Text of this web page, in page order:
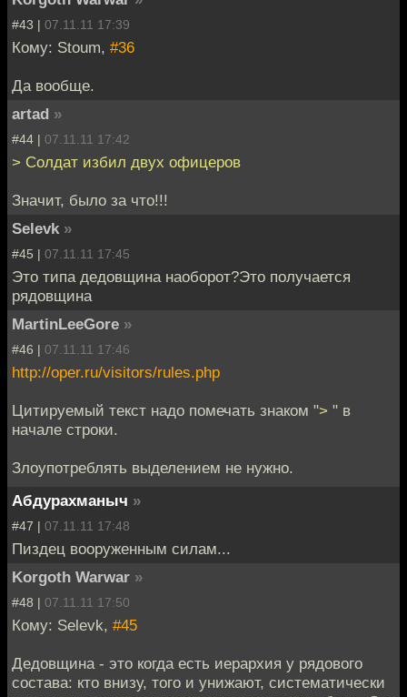
#43 | 07.11.11 17:39
Кому: Stoum, #36
Да вообще.
artad »
#44 | 07.11.11 17:42
> Cолдат избил двух офицеров
Значит, было за что!!!
Selevk »
#45 | 07.11.11 17:45
Это типа дедовщина наоборот?Это получается
рядовщина
MartinLeeGore »
#46 | 07.11.11 17:46
http://oper.ru/visitors/rules.php
Цитируемый текст надо помечать знаком "> " в
начале строки.
Злоупотреблять выделением не нужно.
Абдурахманыч »
#47 | 07.11.11 17:48
Пиздец вооруженным силам...
Korgoth Warwar »
#48 | 07.11.11 17:50
Кому: Selevk, #45
Дедовщина - это когда есть иерархия у рядового
состава: кто внизу, того и унижают, систематически